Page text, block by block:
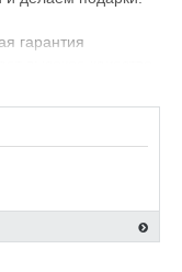
гарантия
после проверки.
России.